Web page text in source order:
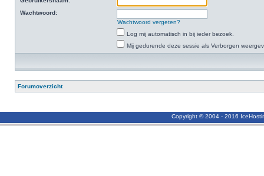
Wachtwoord:
Wachtwoord vergeten?
Log mij automatisch in bij ieder bezoek.
Mij gedurende deze sessie als Verborgen
Forumoverzicht
Copyright © 2004 - 2016